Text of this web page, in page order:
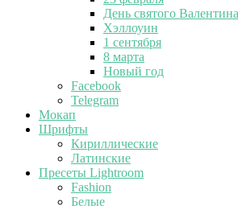
День святого Валентина
Хэллоуин
1 сентября
8 марта
Новый год
Facebook
Telegram
Мокап
Шрифты
Кириллические
Латинские
Пресеты Lightroom
Fashion
Белые